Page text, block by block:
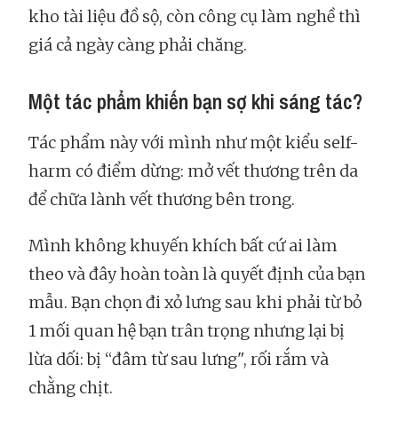
kho tài liệu đồ sộ, còn công cụ làm nghề thì
giá cả ngày càng phải chăng.
Một tác phẩm khiến bạn sợ khi sáng tác?
Tác phẩm này với mình như một kiểu self-
harm có điểm dừng: mở vết thương trên da
để chữa lành vết thương bên trong.
Mình không khuyến khích bất cứ ai làm
theo và đây hoàn toàn là quyết định của bạn
mẫu. Bạn chọn đi xỏ lưng sau khi phải từ bỏ
1 mối quan hệ bạn trân trọng nhưng lại bị
lừa dối: bị “đâm từ sau lưng", rối rắm và
chằng chịt.